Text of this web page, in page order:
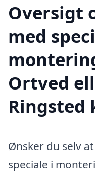
Oversigt
med
Ortved
Ringsted
Ønsker du selv
speciale i